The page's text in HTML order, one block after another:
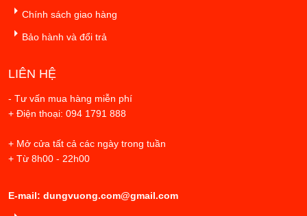
Chính sách giao hàng
Bảo hành và đổi trả
LIÊN HỆ
- Tư vấn mua hàng miễn phí
+ Điện thoại: 094 1791 888
+ Mở cửa tất cả các ngày trong tuần
+ Từ 8h00 - 22h00
E-mail: dungvuong.com@gmail.com